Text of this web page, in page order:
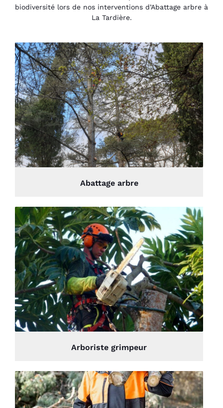
biodiversité lors de nos interventions d’Abattage arbre à
La Tardière.
Abattage arbre
Arboriste grimpeur